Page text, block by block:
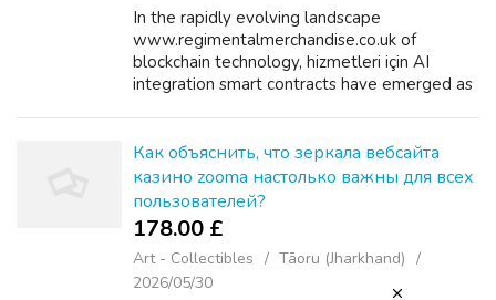
In the rapidly evolving landscape
www.regimentalmerchandise.co.uk of
blockchain technology, hizmetleri için AI
integration smart contracts have emerged as
스 engage with cust...
Как объяснить, что зеркала вебсайта
казино zooma настолько важны для всех
пользователей?
178.00 £
Art - Collectibles
Tāoru (Jharkhand)
2026/05/30